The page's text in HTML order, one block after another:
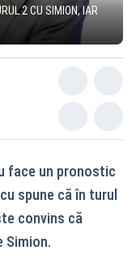
2 CU SIMION, IAR
face un pronostic
spune că în turul
convins că
Simion.